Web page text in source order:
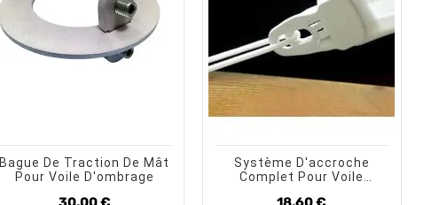
Bague De Traction De Mât
Pour Voile D'ombrage
Système D'accroche
Complet Pour Voile